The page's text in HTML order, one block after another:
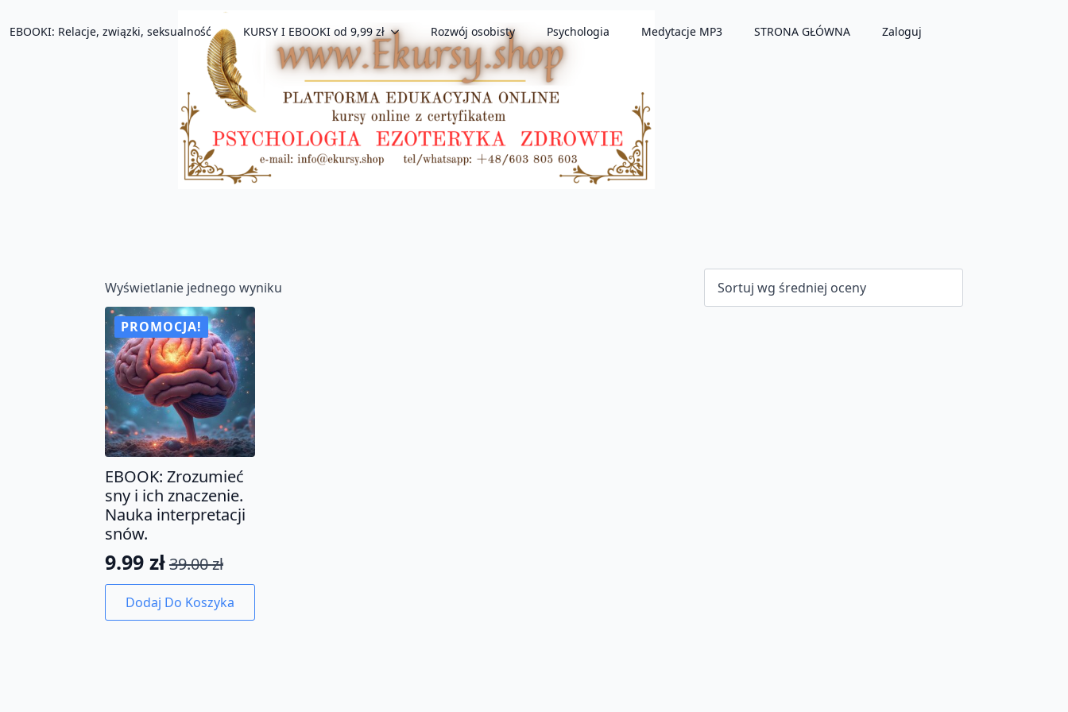
EBOOKI: Relacje, związki, seksualność KURSY I EBOOKI od 9,99 zł Rozwój osobisty Psychologia Medytacje MP3 STRONA GŁÓWNA Zaloguj
Wyświetlanie jednego wyniku
PROMOCJA!
EBOOK: Zrozumieć
sny i ich znaczenie.
Nauka interpretacji
snów.
39.00zł
Pierwotna
cena
wynosiła:
9.99 zł
Aktualna
cena
wynosi:
Dodaj Do Koszyka